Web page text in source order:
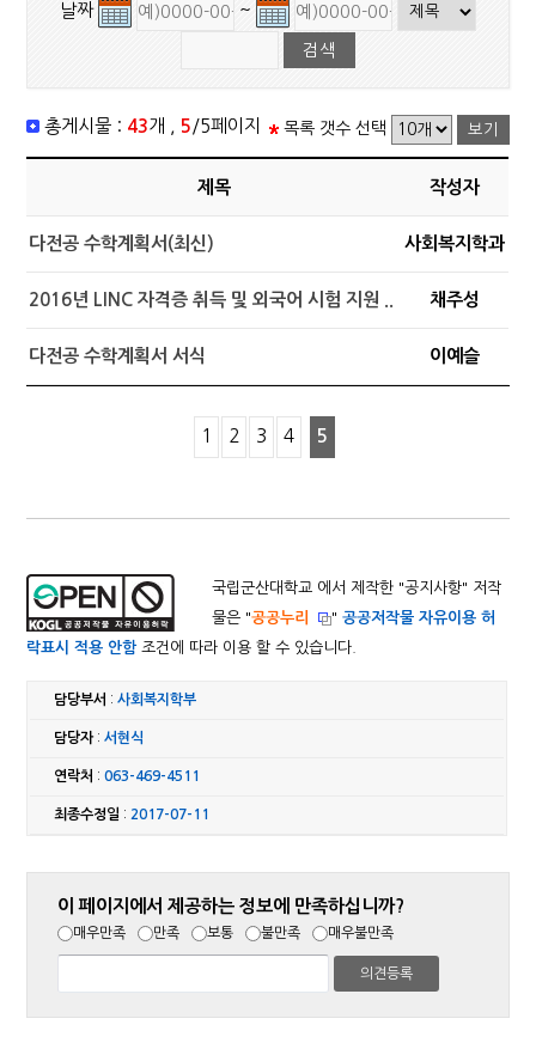
날짜 ~
총게시물 : 43 개 , 5 /5페이지 목록 갯수 선택
제목 작성자
다전공 수학계획서(최신) 사회복지학과
2016년 LINC 자격증 취득 및 외국어 시험 지원 .. 채주성
다전공 수학계획서 서식 이예슬
1 2 3 4 5
국립군산대학교 에서 제작한 "공지사항" 저작
물은 "공공누리 "공공저작물 자유이용 허
락표시 적용 안함조건에 따라 이용 할 수 있습니다.
담당부서 :사회복지학부
담당자:서현식
연락처 :063-469-4511
최종수정일 : 2017-07-11
이 페이지에서 제공하는 정보에 만족하십니까?
매우만족 만족 보통 불만족 매우불만족